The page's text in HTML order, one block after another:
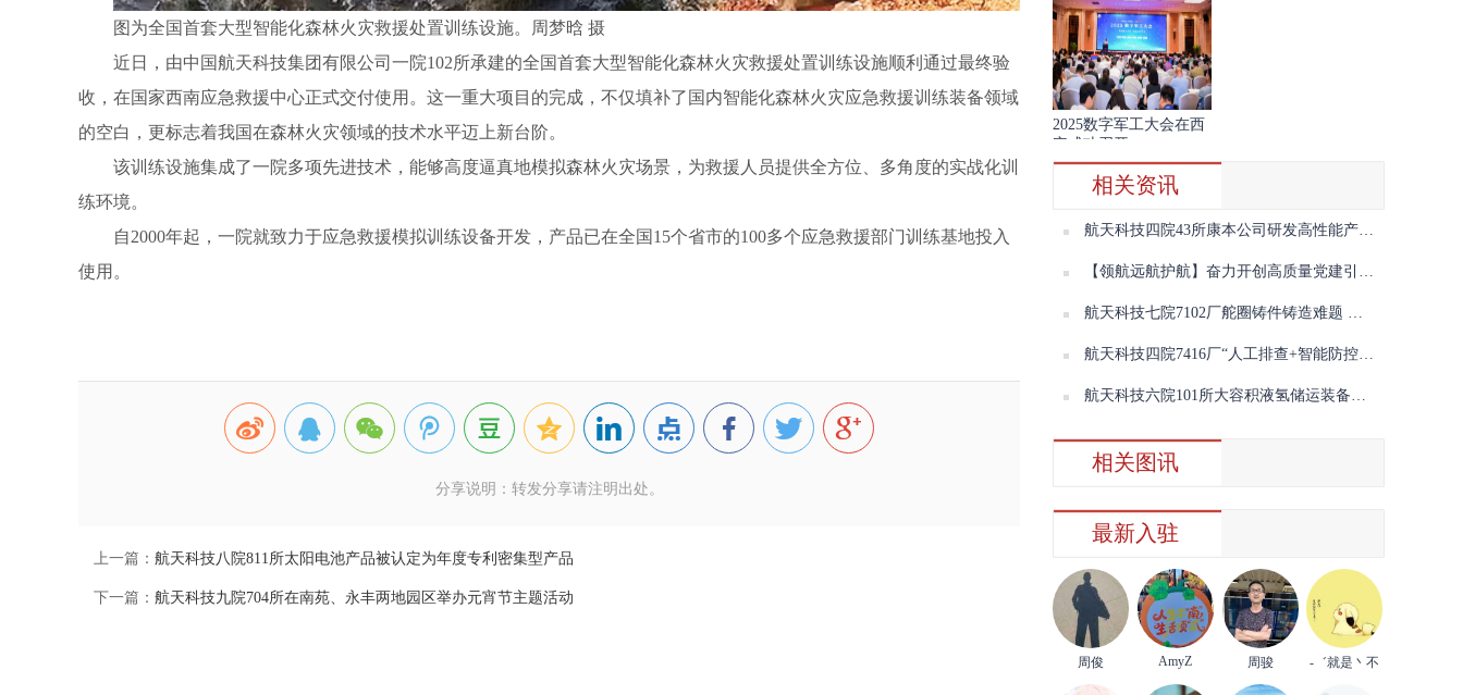
图为全国首套大型智能化森林火灾救援处置训练设施。周梦晗 摄
近日，由中国航天科技集团有限公司一院102所承建的全国首套大型智能化森林火灾救援处置训练设施顺利通过最终验
收，在国家西南应急救援中心正式交付使用。这一重大项目的完成，不仅填补了国内智能化森林火灾应急救援训练装备领域
的空白，更标志着我国在森林火灾领域的技术水平迈上新台阶。
该训练设施集成了一院多项先进技术，能够高度逼真地模拟森林火灾场景，为救援人员提供全方位、多角度的实战化训
练环境。
自2000年起，一院就致力于应急救援模拟训练设备开发，产品已在全国15个省市的100多个应急救援部门训练基地投入
使用。
分享说明：转发分享请注明出处。
上一篇： 航天科技八院811所太阳电池产品被认定为年度专利密集型产品
下一篇： 航天科技九院704所在南苑、永丰两地园区举办元宵节主题活动
2025数字军工大会在西
安成功召开
相关资讯
航天科技四院43所康本公司研发高性能产品填补高端复合材料短板
【领航远航护航】奋力开创高质量党建引领保障高质量发展新局面③
航天科技七院7102厂舵圈铸件铸造难题 取得突破
航天科技四院7416厂“人工排查+智能防控”守牢安全关口
航天科技六院101所大容积液氢储运装备首获国内认可证书
相关图讯
最新入驻
周俊 AmyZ 周骏
-゛就是丶不